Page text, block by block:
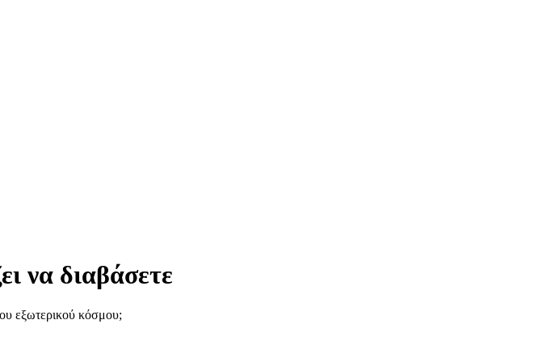
να διαβάσετε
εξωτερικού κόσμου;